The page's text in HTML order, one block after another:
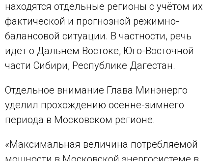
находятся отдельные регионы с учётом их
фактической и прогнозной режимно-
балансовой ситуации. В частности, речь
идёт о Дальнем Востоке, Юго-Восточной
части Сибири, Республике Дагестан.
Отдельное внимание Глава Минэнерго
уделил прохождению осенне-зимнего
периода в Московском регионе.
«Максимальная величина потребляемой